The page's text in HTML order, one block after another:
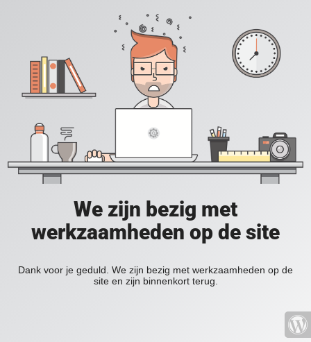
We zijn bezig met
werkzaamheden op de site
Dank voor je geduld. We zijn bezig met werkzaamheden op de
site en zijn binnenkort terug.